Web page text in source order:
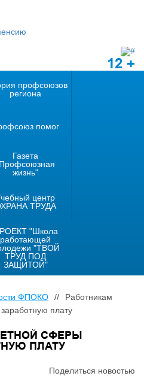
12 +
профсоюзов
региона
помог
Газета
жизнь"
центр
ТРУДА
"Школа
работающей
"ТВОЙ
ТРУД ПОД
ЗАЩИТОЙ"
ФПОКО //
Работникам
плату
СФЕРЫ
ПЛАТУ
Поделиться новостью